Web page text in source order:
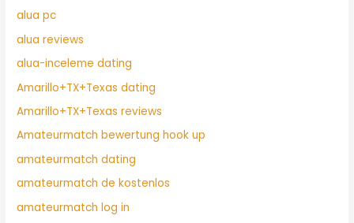
alua pc
alua reviews
alua-inceleme dating
Amarillo+TX+Texas dating
Amarillo+TX+Texas reviews
Amateurmatch bewertung hook up
amateurmatch dating
amateurmatch de kostenlos
amateurmatch log in